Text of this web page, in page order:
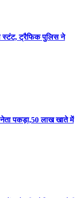
स्टंट, ट्रैफिक पुलिस ने
नेता पकड़ा,50 लाख खाते में